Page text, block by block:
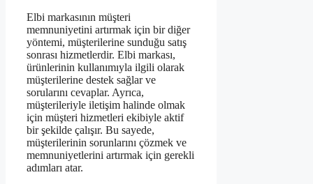
Elbi markasının müşteri
memnuniyetini artırmak için bir diğer
yöntemi, müşterilerine sunduğu satış
sonrası hizmetlerdir. Elbi markası,
ürünlerinin kullanımıyla ilgili olarak
müşterilerine destek sağlar ve
sorularını cevaplar. Ayrıca,
müşterileriyle iletişim halinde olmak
için müşteri hizmetleri ekibiyle aktif
bir şekilde çalışır. Bu sayede,
müşterilerinin sorunlarını çözmek ve
memnuniyetlerini artırmak için gerekli
adımları atar.